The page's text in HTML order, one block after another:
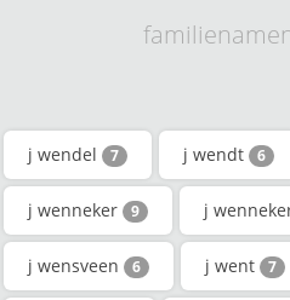
j wendel 7 j wendt 6
j wenneker 9 j
j wensveen 6 j went 7